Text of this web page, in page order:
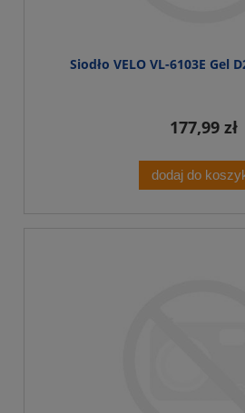
Siodło VELO VL-6103E Gel
177,99 zł
dodaj do